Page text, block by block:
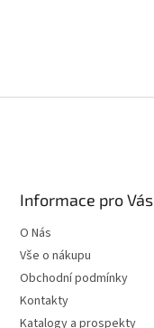
Informace pro Vás
O Nás
Vše o nákupu
Obchodní podmínky
Kontakty
Katalogy a prospekty